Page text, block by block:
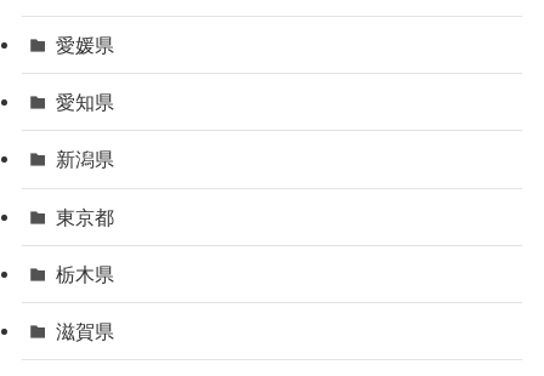
愛媛県
愛知県
新潟県
東京都
栃木県
滋賀県